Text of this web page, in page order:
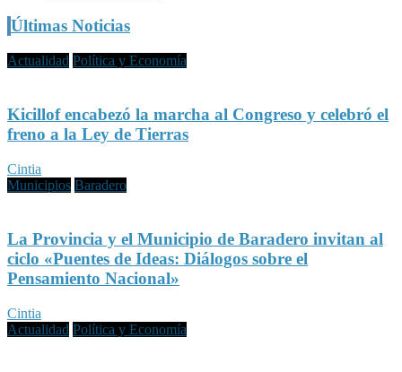
Últimas Noticias
Actualidad Política y Economía
Kicillof encabezó la marcha al Congreso y celebró el
freno a la Ley de Tierras
Cintia
Municipios Baradero
La Provincia y el Municipio de Baradero invitan al
ciclo «Puentes de Ideas: Diálogos sobre el
Pensamiento Nacional»
Cintia
Actualidad Política y Economía